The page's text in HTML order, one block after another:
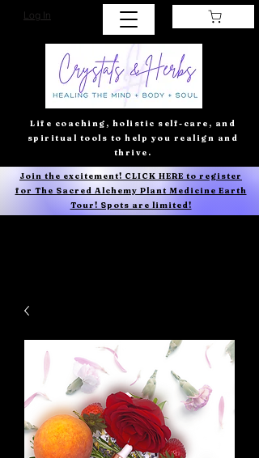
Log In
Life coaching, holistic self-care, and
spiritual tools to help you realign and
thrive.
Join the excitement! CLICK HERE to register
for The Sacred Alchemy Plant Medicine Earth
Tour! Spots are limited!